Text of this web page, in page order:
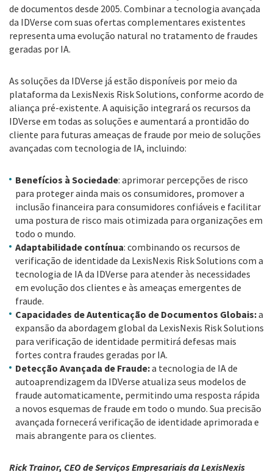
de documentos desde 2005. Combinar a tecnologia avançada
da IDVerse com suas ofertas complementares existentes
representa uma evolução natural no tratamento de fraudes
geradas por IA.
As soluções da IDVerse já estão disponíveis por meio da
plataforma da LexisNexis Risk Solutions, conforme acordo de
aliança pré-existente. A aquisição integrará os recursos da
IDVerse em todas as soluções e aumentará a prontidão do
cliente para futuras ameaças de fraude por meio de soluções
avançadas com tecnologia de IA, incluindo:
Benefícios à Sociedade: aprimorar percepções de risco
para proteger ainda mais os consumidores, promover a
inclusão financeira para consumidores confiáveis e facilitar
uma postura de risco mais otimizada para organizações em
todo o mundo.
Adaptabilidade contínua: combinando os recursos de
verificação de identidade da LexisNexis Risk Solutions com a
tecnologia de IA da IDVerse para atender às necessidades
em evolução dos clientes e às ameaças emergentes de
fraude.
Capacidades de Autenticação de Documentos Globais:a
expansão da abordagem global da LexisNexis Risk Solutions
para verificação de identidade permitirá defesas mais
fortes contra fraudes geradas por IA.
Detecção Avançada de Fraude:a tecnologia de IA de
autoaprendizagem da IDVerse atualiza seus modelos de
fraude automaticamente, permitindo uma resposta rápida
a novos esquemas de fraude em todo o mundo. Sua precisão
avançada fornecerá verificação de identidade aprimorada e
mais abrangente para os clientes.
Rick Trainor, CEO de Serviços Empresariais da LexisNexis